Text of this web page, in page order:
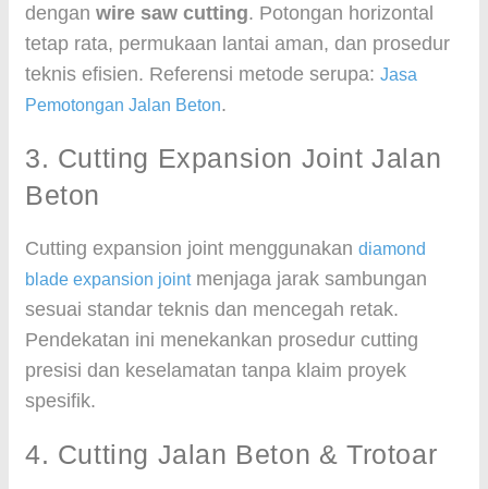
dengan wire saw cutting. Potongan horizontal
tetap rata, permukaan lantai aman, dan prosedur
teknis efisien. Referensi metode serupa: Jasa
Pemotongan Jalan Beton.
3. Cutting Expansion Joint Jalan
Beton
Cutting expansion joint menggunakan diamond
blade expansion jointmenjaga jarak sambungan
sesuai standar teknis dan mencegah retak.
Pendekatan ini menekankan prosedur cutting
presisi dan keselamatan tanpa klaim proyek
spesifik.
4. Cutting Jalan Beton & Trotoar